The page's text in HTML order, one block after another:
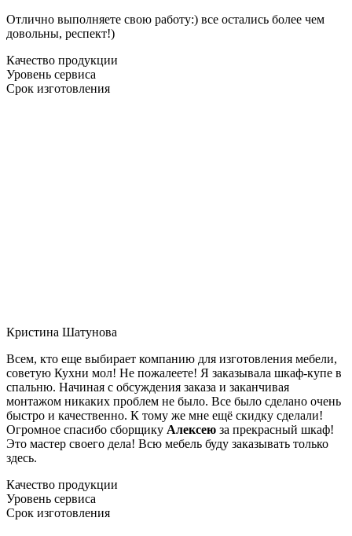
Отлично выполняете свою работу:) все остались более чем
довольны, респект!)
Качество продукции
Уровень сервиса
Срок изготовления
Кристина Шатунова
Всем, кто еще выбирает компанию для изготовления мебели,
советую Кухни мол! Не пожалеете! Я заказывала шкаф-купе в
спальню. Начиная с обсуждения заказа и заканчивая
монтажом никаких проблем не было. Все было сделано очень
быстро и качественно. К тому же мне ещё скидку сделали!
Огромное спасибо сборщику Алексею за прекрасный шкаф!
Это мастер своего дела! Всю мебель буду заказывать только
здесь.
Качество продукции
Уровень сервиса
Срок изготовления